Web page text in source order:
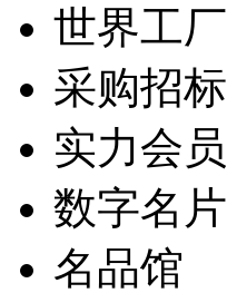
世界工厂
采购招标
实力会员
数字名片
名品馆